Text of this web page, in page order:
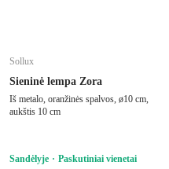
Sollux
Sieninė lempa Zora
Iš metalo, oranžinės spalvos, ø10 cm,
aukštis 10 cm
Sandėlyje Paskutiniai vienetai